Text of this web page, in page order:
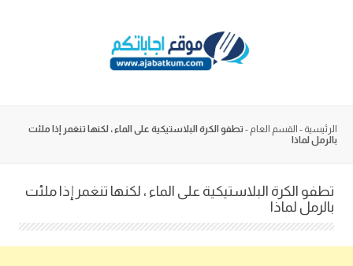
الرئيسية - القسم العام - تطفو الكرة البلاستيكية على الماء ، لكنها تنغمر إذا ملئت
بالرمل لماذا
تطفو الكرة البلاستيكية على الماء ، لكنها تنغمر إذا ملئت
بالرمل لماذا